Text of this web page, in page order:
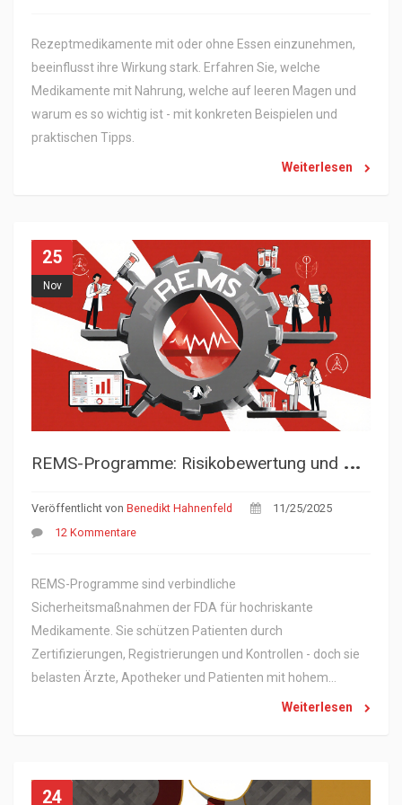
Rezeptmedikamente mit oder ohne Essen einzunehmen,
beeinflusst ihre Wirkung stark. Erfahren Sie, welche
Medikamente mit Nahrung, welche auf leeren Magen und
warum es so wichtig ist - mit konkreten Beispielen und
praktischen Tipps.
Weiterlesen
25
Nov
R
EMS-Programme: Risikobewertung und Minimierung bei verschreibungspflichtigen Medikamenten
Veröffentlicht von Benedikt Hahnenfeld
11/25/2025
12 Kommentare
REMS-Programme sind verbindliche
Sicherheitsmaßnahmen der FDA für hochriskante
Medikamente. Sie schützen Patienten durch
Zertifizierungen, Registrierungen und Kontrollen - doch sie
belasten Ärzte, Apotheker und Patienten mit hohem
Weiterlesen
24